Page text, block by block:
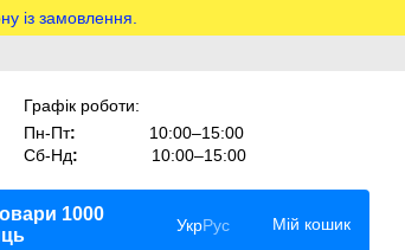
із замовлення.
Графік роботи:
Пн-Пт:
10:00–15:00
Сб-Нд: 10:00–15:00
1000
УкрРус Мій кошик